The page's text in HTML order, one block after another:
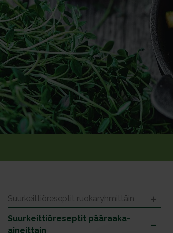
Suurkeittiöreseptit ruokaryhmittäin
Suurkeittiöreseptit pääraaka-
aineittain